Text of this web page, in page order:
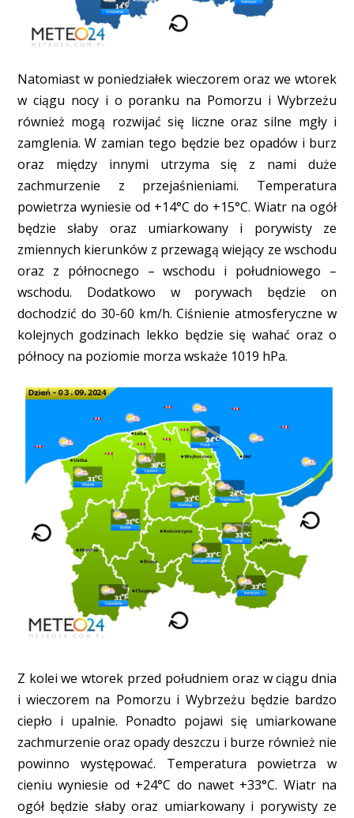
Natomiast w poniedziałek wieczorem oraz we wtorek
w ciągu nocy i o poranku na Pomorzu i Wybrzeżu
również mogą rozwijać się liczne oraz silne mgły i
zamglenia. W zamian tego będzie bez opadów i burz
oraz między innymi utrzyma się z nami duże
zachmurzenie z przejaśnieniami. Temperatura
powietrza wyniesie od +14°C do +15°C. Wiatr na ogół
będzie słaby oraz umiarkowany i porywisty ze
zmiennych kierunków z przewagą wiejący ze wschodu
oraz z północnego – wschodu i południowego –
wschodu. Dodatkowo w porywach będzie on
dochodzić do 30-60 km/h. Ciśnienie atmosferyczne w
kolejnych godzinach lekko będzie się wahać oraz o
północy na poziomie morza wskaże 1019 hPa.
Z kolei we wtorek przed południem oraz w ciągu dnia
i wieczorem na Pomorzu i Wybrzeżu będzie bardzo
ciepło i upalnie. Ponadto pojawi się umiarkowane
zachmurzenie oraz opady deszczu i burze również nie
powinno występować. Temperatura powietrza w
cieniu wyniesie od +24°C do nawet +33°C. Wiatr na
ogół będzie słaby oraz umiarkowany i porywisty ze